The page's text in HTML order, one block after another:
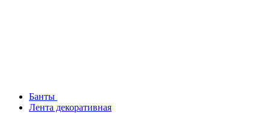
Банты
Лента декоративная